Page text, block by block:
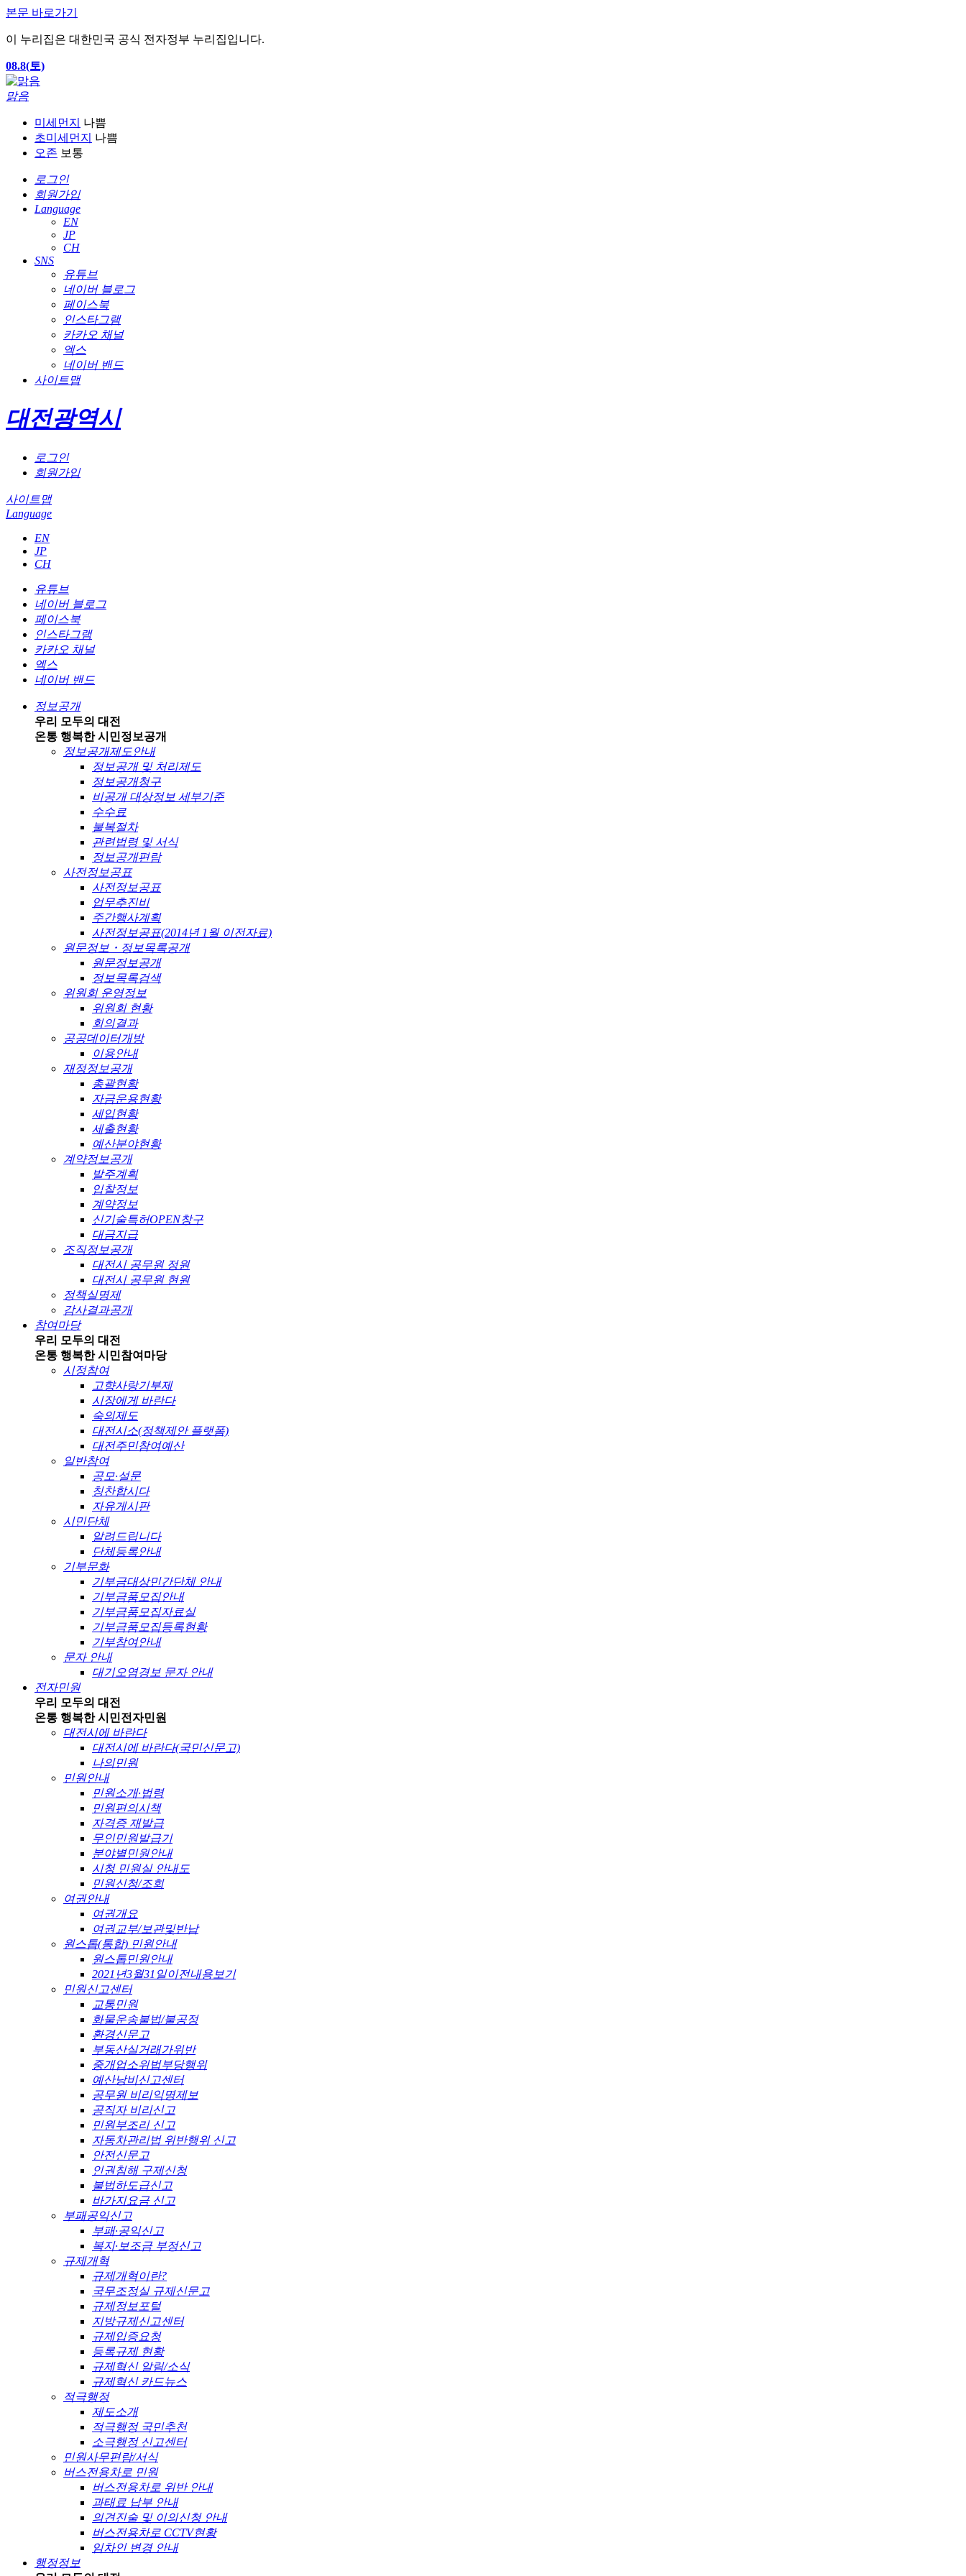
본문 바로가기
이 누리집은 대한민국 공식 전자정부 누리집입니다.
08.8(토)
맑음
미세먼지
나쁨
초미세먼지
나쁨
오존 보통
로그인
회원가입
Language
EN
JP
CH
SNS
유튜브
네이버 블로그
페이스북
인스타그램
카카오 채널
엑스
네이버 밴드
사이트맵
대전광역시
로그인
회원가입
사이트맵
Language
EN
JP
CH
유튜브
네이버 블로그
페이스북
인스타그램
카카오 채널
엑스
네이버 밴드
정보공개
우리 모두의 대전
온통 행복한 시민정보공개
정보공개제도안내
정보공개 및 처리제도
정보공개청구
비공개 대상정보 세부기준
수수료
불복절차
관련법령 및 서식
정보공개편람
사전정보공표
사전정보공표
업무추진비
주간행사계획
사전정보공표(2014년 1월 이전자료)
원문정보・정보목록공개
원문정보공개
정보목록검색
위원회 운영정보
위원회 현황
회의결과
공공데이터개방
이용안내
재정정보공개
총괄현황
자금운용현황
세입현황
세출현황
예산분야현황
계약정보공개
발주계획
입찰정보
계약정보
신기술특허OPEN창구
대금지급
조직정보공개
대전시 공무원 정원
대전시 공무원 현원
정책실명제
감사결과공개
참여마당
우리 모두의 대전
온통 행복한 시민참여마당
시정참여
고향사랑기부제
시장에게 바란다
숙의제도
대전시소(정책제안 플랫폼)
대전주민참여예산
일반참여
공모·설문
칭찬합시다
자유게시판
시민단체
알려드립니다
단체등록안내
기부문화
기부금대상민간단체 안내
기부금품모집안내
기부금품모집자료실
기부금품모집등록현황
기부참여안내
문자 안내
대기오염경보 문자 안내
전자민원
우리 모두의 대전
온통 행복한 시민전자민원
대전시에 바란다
대전시에 바란다(국민신문고)
나의민원
민원안내
민원소개·법령
민원편의시책
자격증 재발급
무인민원발급기
분야별민원안내
시청 민원실 안내도
민원신청/조회
여권안내
여권개요
여권교부/보관및반납
원스톱(통합) 민원안내
원스톱민원안내
2021년3월31일이전내용보기
민원신고센터
교통민원
화물운송불법/불공정
환경신문고
부동산실거래가위반
중개업소위법부당행위
예산낭비신고센터
공무원 비리익명제보
공직자 비리신고
민원부조리 신고
자동차관리법 위반행위 신고
안전신문고
인권침해 구제신청
불법하도급신고
바가지요금 신고
부패공익신고
부패·공익신고
복지·보조금 부정신고
규제개혁
규제개혁이란?
국무조정실 규제신문고
규제정보포털
지방규제신고센터
규제입증요청
등록규제 현황
규제혁신 알림/소식
규제혁신 카드뉴스
적극행정
제도소개
적극행정 국민추천
소극행정 신고센터
민원사무편람/서식
버스전용차로 민원
버스전용차로 위반 안내
과태료 납부 안내
의견진술 및 이의신청 안내
버스전용차로 CCTV현황
임차인 변경 안내
행정정보